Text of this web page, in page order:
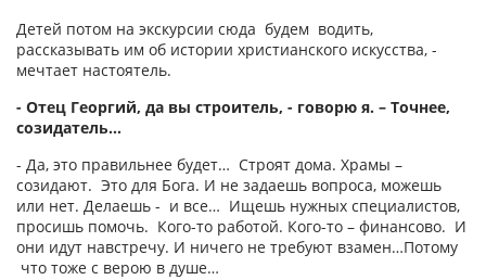
Детей потом на экскурсии сюда будем водить,
рассказывать им об истории христианского искусства, -
мечтает настоятель.
- Отец Георгий, да вы строитель, - говорю я. – Точнее,
созидатель…
- Да, это правильнее будет… Строят дома. Храмы –
созидают. Это для Бога. И не задаешь вопроса, можешь
или нет. Делаешь - и все… Ищешь нужных специалистов,
просишь помочь. Кого-то работой. Кого-то – финансово. И
они идут навстречу. И ничего не требуют взамен…Потому
что тоже с верою в душе…